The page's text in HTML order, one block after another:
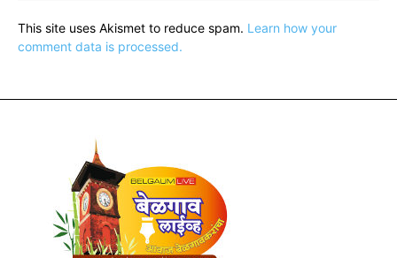
This site uses Akismet to reduce spam. Learn how your
comment data is processed.